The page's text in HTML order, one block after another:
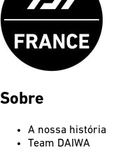
Sobre
A nossa história
Team DAIWA